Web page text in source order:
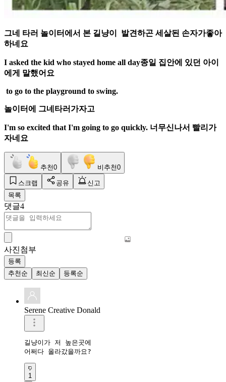
그네 타러 놀이터에서 본 길냥이 발견하곤 세살된 손자가좋아
하네요
I asked the kid who stayed home all day종일 집안에 있던 아이
에게 말했어요
to go to the playground to swing.
놀이터에 그네타러가자고
I'm so excited that I'm going to go quickly. 너무신나서 빨리가
자네요
추천0 비추천0
스크랩 공유
신고
목록
댓글4
사진첨부
등록
추천순
최신순 등록순
Serene Creative Donald
길냥이가 저 높은곳에
어쩌다 올라갔을까요?
1